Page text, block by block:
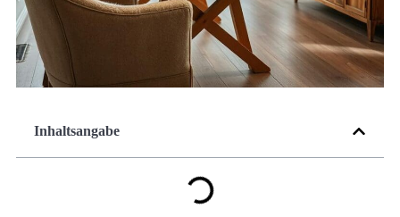
Inhaltsangabe